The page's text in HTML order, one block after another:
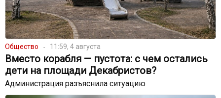
Общество 11:59, 4 августа
Вместо корабля — пустота: с чем остались
дети на площади Декабристов?
Администрация разъяснила ситуацию